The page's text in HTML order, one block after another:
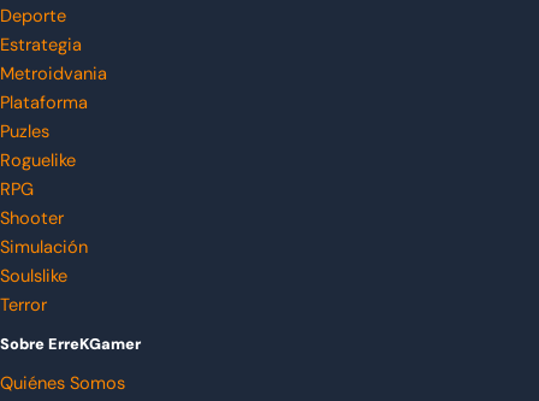
Deporte
Estrategia
Metroidvania
Plataforma
Puzles
Roguelike
RPG
Shooter
Simulación
Soulslike
Terror
Sobre ErreKGamer
Quiénes Somos